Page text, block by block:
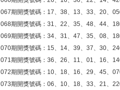
067期開獎號碼：17、38、13、33、20、
068期開獎號碼：31、22、35、48、44、
069期開獎號碼：34、31、47、35、08、
070期開獎號碼：15、14、39、37、30、
071期開獎號碼：36、26、11、01、16、
072期開獎號碼：10、18、16、29、45、
073期開獎號碼：06、10、18、33、21、